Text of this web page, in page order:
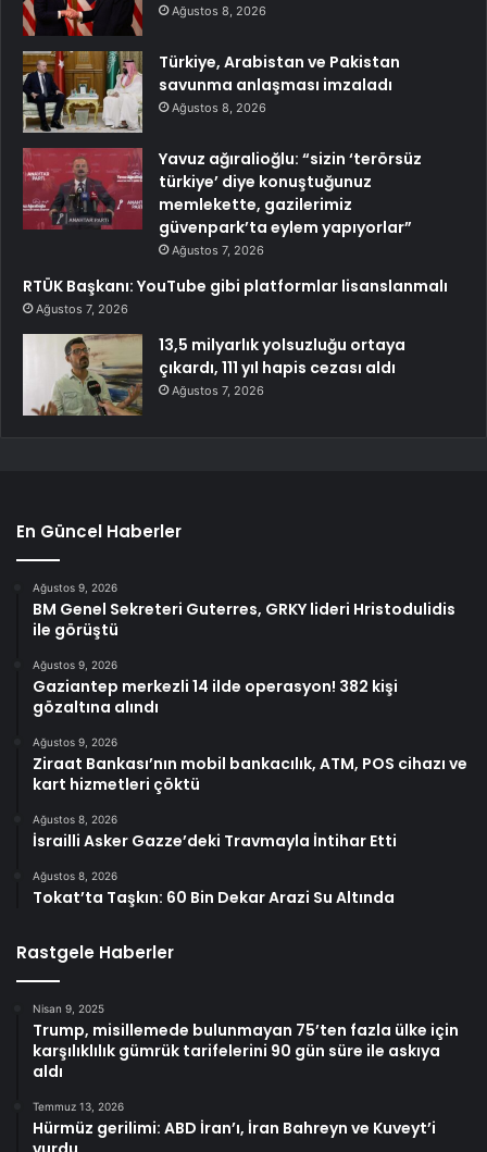
Ağustos 8, 2026
Türkiye, Arabistan ve Pakistan
savunma anlaşması imzaladı
Ağustos 8, 2026
Yavuz ağıralioğlu: “sizin ‘terörsüz
türkiye’ diye konuştuğunuz
memlekette, gazilerimiz
güvenpark’ta eylem yapıyorlar”
Ağustos 7, 2026
RTÜK Başkanı: YouTube gibi platformlar lisanslanmalı
Ağustos 7, 2026
13,5 milyarlık yolsuzluğu ortaya
çıkardı, 111 yıl hapis cezası aldı
Ağustos 7, 2026
En Güncel Haberler
Ağustos 9, 2026
BM Genel Sekreteri Guterres, GRKY lideri Hristodulidis
ile görüştü
Ağustos 9, 2026
Gaziantep merkezli 14 ilde operasyon! 382 kişi
gözaltına alındı
Ağustos 9, 2026
Ziraat Bankası’nın mobil bankacılık, ATM, POS cihazı ve
kart hizmetleri çöktü
Ağustos 8, 2026
İsrailli Asker Gazze’deki Travmayla İntihar Etti
Ağustos 8, 2026
Tokat’ta Taşkın: 60 Bin Dekar Arazi Su Altında
Rastgele Haberler
Nisan 9, 2025
Trump, misillemede bulunmayan 75’ten fazla ülke için
karşılıklılık gümrük tarifelerini 90 gün süre ile askıya
aldı
Temmuz 13, 2026
Hürmüz gerilimi: ABD İran’ı, İran Bahreyn ve Kuveyt’i